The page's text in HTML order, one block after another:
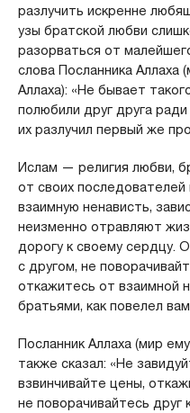
разлучить искренне
узы братской любви
разорваться от
слова Посланника Аллаха
Аллаха): «Не бывает
полюбили друг друга
их разлучил первый же
Ислам — религия любви,
от своих последователей
взаимную ненависть,
неизменно отравляют
дорогу к своему сердцу.
с другом, не
откажитесь от взаимной
братьями, как повелел
Посланник Аллаха (мир
также сказал: «Не
взвинчивайте цены,
не поворачивайтесь друг